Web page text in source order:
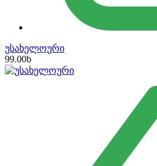
უსახელოური
99.00b